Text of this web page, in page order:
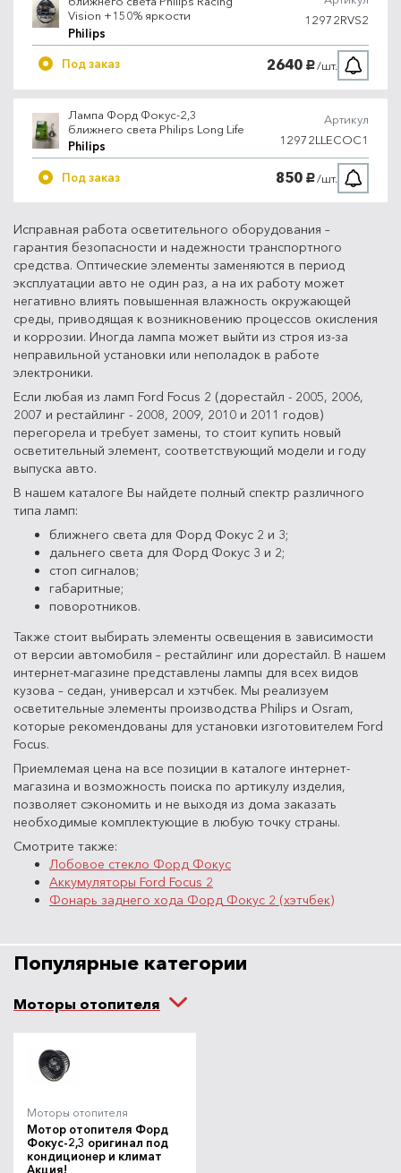
Vision +150% яркости
Philips
12972RVS2
Под заказ 2640 руб./шт.
Лампа Форд Фокус-2,3
ближнего света Philips Long Life
Philips
Артикул
12972LLECOC1
Под заказ 850 руб./шт.
Исправная работа осветительного оборудования –
гарантия безопасности и надежности транспортного
средства. Оптические элементы заменяются в период
эксплуатации авто не один раз, а на их работу может
негативно влиять повышенная влажность окружающей
среды, приводящая к возникновению процессов окисления
и коррозии. Иногда лампа может выйти из строя из-за
неправильной установки или неполадок в работе
электроники.
Если любая из ламп Ford Focus 2 (дорестайл - 2005, 2006,
2007 и рестайлинг - 2008, 2009, 2010 и 2011 годов)
перегорела и требует замены, то стоит купить новый
осветительный элемент, соответствующий модели и году
выпуска авто.
В нашем каталоге Вы найдете полный спектр различного
типа ламп:
ближнего света для Форд Фокус 2 и 3;
дальнего света для Форд Фокус 3 и 2;
стоп сигналов;
габаритные;
поворотников.
Также стоит выбирать элементы освещения в зависимости
от версии автомобиля – рестайлинг или дорестайл. В нашем
интернет-магазине представлены лампы для всех видов
кузова – седан, универсал и хэтчбек. Мы реализуем
осветительные элементы производства Philips и Osram,
которые рекомендованы для установки изготовителем Ford
Focus.
Приемлемая цена на все позиции в каталоге интернет-
магазина и возможность поиска по артикулу изделия,
позволяет сэкономить и не выходя из дома заказать
необходимые комплектующие в любую точку страны.
Смотрите также:
Лобовое стекло Форд Фокус
Аккумуляторы Ford Focus 2
Фонарь заднего хода Форд Фокус 2 (хэтчбек)
Популярные категории
Моторы отопителя
Моторы отопителя
Мотор отопителя Форд
Фокус-2,3 оригинал под
кондиционер и климат
Акция!